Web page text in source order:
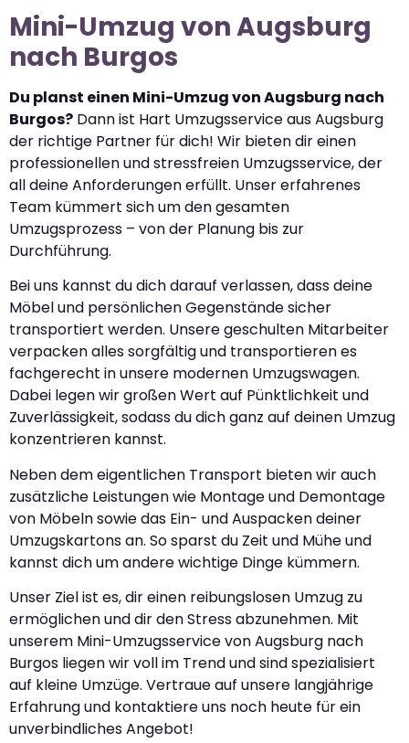
Mini-Umzug von Augsburg
nach Burgos
Du planst einen Mini-Umzug von Augsburg nach
Burgos? Dann ist Hart Umzugsservice aus Augsburg
der richtige Partner für dich! Wir bieten dir einen
professionellen und stressfreien Umzugsservice, der
all deine Anforderungen erfüllt. Unser erfahrenes
Team kümmert sich um den gesamten
Umzugsprozess – von der Planung bis zur
Durchführung.
Bei uns kannst du dich darauf verlassen, dass deine
Möbel und persönlichen Gegenstände sicher
transportiert werden. Unsere geschulten Mitarbeiter
verpacken alles sorgfältig und transportieren es
fachgerecht in unsere modernen Umzugswagen.
Dabei legen wir großen Wert auf Pünktlichkeit und
Zuverlässigkeit, sodass du dich ganz auf deinen Umzug
konzentrieren kannst.
Neben dem eigentlichen Transport bieten wir auch
zusätzliche Leistungen wie Montage und Demontage
von Möbeln sowie das Ein- und Auspacken deiner
Umzugskartons an. So sparst du Zeit und Mühe und
kannst dich um andere wichtige Dinge kümmern.
Unser Ziel ist es, dir einen reibungslosen Umzug zu
ermöglichen und dir den Stress abzunehmen. Mit
unserem Mini-Umzugsservice von Augsburg nach
Burgos liegen wir voll im Trend und sind spezialisiert
auf kleine Umzüge. Vertraue auf unsere langjährige
Erfahrung und kontaktiere uns noch heute für ein
unverbindliches Angebot!